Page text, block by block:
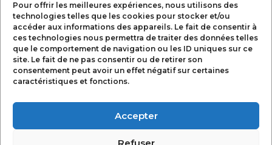
Pour offrir les meilleures expériences, nous utilisons des
technologies telles que les cookies pour stocker et/ou
accéder aux informations des appareils. Le fait de consentir à
ces technologies nous permettra de traiter des données telles
que le comportement de navigation ou les ID uniques sur ce
site. Le fait de ne pas consentir ou de retirer son
consentement peut avoir un effet négatif sur certaines
caractéristiques et fonctions.
Accepter
Refuser